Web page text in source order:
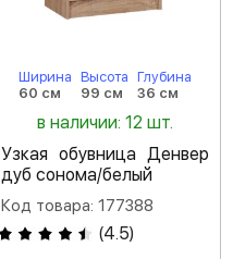
Ширина
60 см
Высота
99 см
Глубина
36 см
в наличии: 12 шт.
Узкая обувница Денвер
дуб сонома/белый
Код товара: 177388
(4.5)